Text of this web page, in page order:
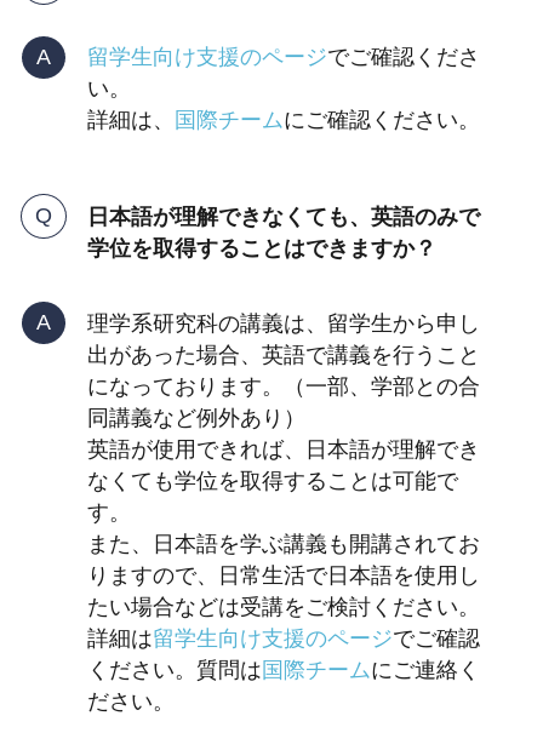
留学生向け支援のページでご確認くださ
い。
詳細は、
国際チームにご確認ください。
日本語が理解できなくても、英語のみで
学位を取得することはできますか？
理学系研究科の講義は、留学生から申し
出があった場合、英語で講義を行うこと
になっております。（一部、学部との合
同講義など例外あり）
英語が使用できれば、日本語が理解でき
なくても学位を取得することは可能で
す。
また、日本語を学ぶ講義も開講されてお
りますので、日常生活で日本語を使用し
たい場合などは受講をご検討ください。
詳細は留学生向け支援のページでご確認
ください。質問は国際チームにご連絡く
ださい。